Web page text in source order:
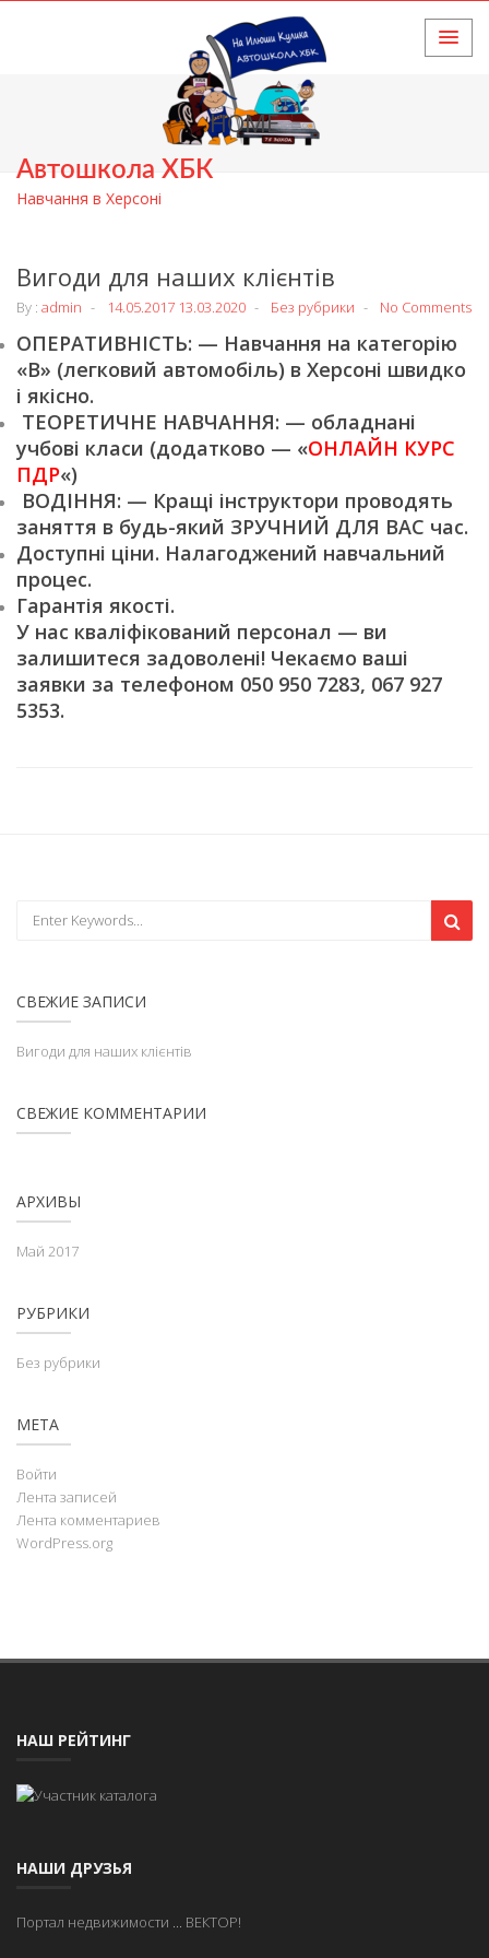
Автошкола ХБК
Навчання в Херсоні
HOME
Вигоди для наших клієнтів
By : admin 14.05.2017 13.03.2020 Без рубрики No Comments
ОПЕРАТИВНІСТЬ: — Навчання на категорію
«В» (легковий автомобіль) в Херсоні швидко
і якісно.
ТЕОРЕТИЧНЕ НАВЧАННЯ: — обладнані
учбові класи (додатково — «ОНЛАЙН КУРС
ПДР«)
ВОДІННЯ: — Кращі інструктори проводять
заняття в будь-який ЗРУЧНИЙ ДЛЯ ВАС час.
Доступні ціни. Налагоджений навчальний
процес.
Гарантія якості.
У нас кваліфікований персонал — ви
залишитеся задоволені! Чекаємо ваші
заявки за телефоном 050 950 7283, 067 927
5353.
СВЕЖИЕ ЗАПИСИ
Вигоди для наших клієнтів
СВЕЖИЕ КОММЕНТАРИИ
АРХИВЫ
Май 2017
РУБРИКИ
Без рубрики
МЕТА
Войти
Лента записей
Лента комментариев
WordPress.org
НАШ РЕЙТИНГ
НАШИ ДРУЗЬЯ
Портал недвижимости ... ВЕКТОР!